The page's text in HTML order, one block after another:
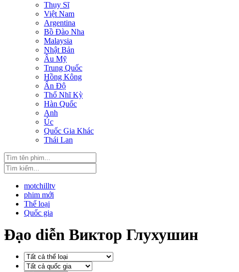
Thụy Sĩ
Việt Nam
Argentina
Bồ Đào Nha
Malaysia
Nhật Bản
Âu Mỹ
Trung Quốc
Hồng Kông
Ấn Độ
Thổ Nhĩ Kỳ
Hàn Quốc
Anh
Úc
Quốc Gia Khác
Thái Lan
motchilltv
phim mới
Thể loại
Quốc gia
Đạo diễn Виктор Глухушин